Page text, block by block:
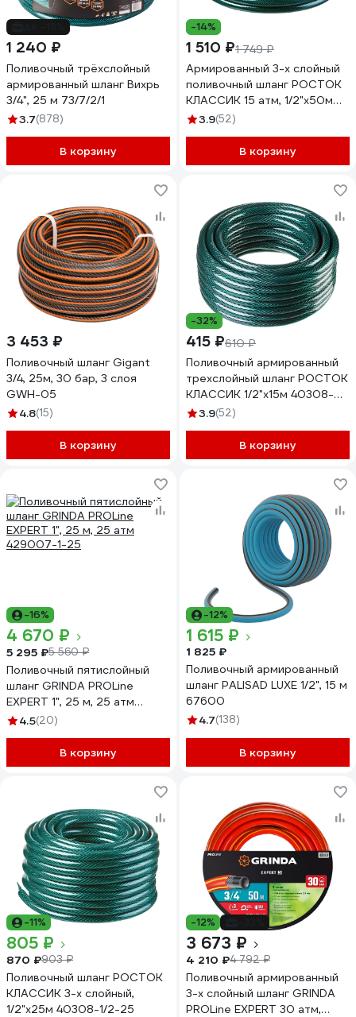
1 240 ₽
Поливочный трёхслойный
армированный шланг Вихрь
3/4", 25 м 73/7/2/1
3.7(878)
В корзину
-14%
1 510 ₽1 749 ₽
Армированный 3-х слойный
поливочный шланг РОСТОК
КЛАССИК 15 атм, 1/2"х50м
40308-1/2-50
3.9(52)
В корзину
3 453 ₽
Поливочный шланг Gigant
3/4, 25м, 30 бар, 3 слоя
GWH-05
4.8(15)
В корзину
-32%
415 ₽610 ₽
Поливочный армированный
трехслойный шланг РОСТОК
КЛАССИК 1/2"х15м 40308-
1/2-15
3.9(52)
В корзину
-16%
4 670 ₽
5 295 ₽5 560 ₽
Поливочный пятислойный
шланг GRINDA PROLine
EXPERT 1", 25 м, 25 атм
429007-1-25
4.5(20)
В корзину
-12%
1 615 ₽
1 825 ₽
Поливочный армированный
шланг PALISAD LUXE 1/2", 15 м
67600
4.7(138)
В корзину
-11%
805 ₽
870 ₽903 ₽
Поливочный шланг РОСТОК
КЛАССИК 3-х слойный,
1/2"х25м 40308-1/2-25
-12%
3 673 ₽
4 210 ₽4 792 ₽
Поливочный армированный
3-х слойный шланг GRINDA
PROLine EXPERT 30 атм,